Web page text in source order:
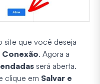
site que você deseja
. Agora a
será aberta.
clique em Salvar e